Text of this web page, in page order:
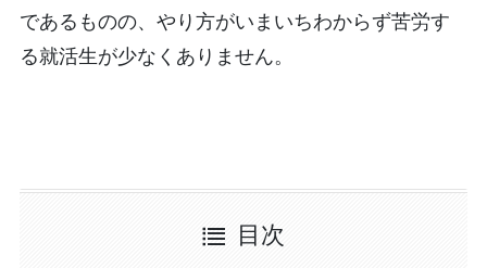
であるものの、やり方がいまいちわからず苦労す
る就活生が少なくありません。
目次